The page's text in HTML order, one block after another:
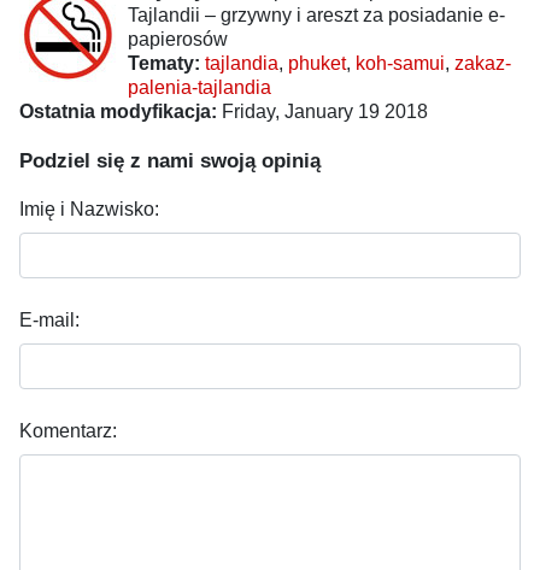
Tajlandii – grzywny i areszt za posiadanie e-
papierosów
Tematy: tajlandia, phuket, koh-samui, zakaz-
palenia-tajlandia
Ostatnia modyfikacja: Friday, January 19 2018
Podziel się z nami swoją opinią
Imię i Nazwisko:
E-mail:
Komentarz: